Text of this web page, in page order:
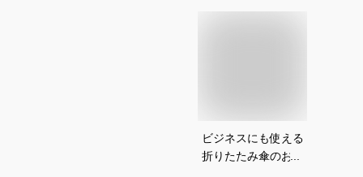
ビジネスにも使える
折りたたみ傘のおす